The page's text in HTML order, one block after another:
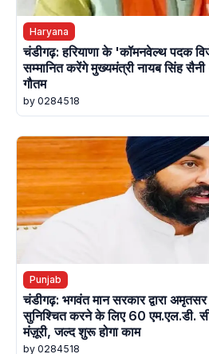
Haryana
चंडीगढ़: हरियाणा के 'कॉमनवेल्थ पदक
सम्मानित करेंगे मुख्यमंत्री नायब सिंह
गौतम
by 0284518
Punjab
चंडीगढ़: भगवंत मान सरकार द्वारा
सुनिश्चित करने के लिए 60 एम.एल.डी.
मंज़ूरी, जल्द शुरू होगा काम
by 0284518